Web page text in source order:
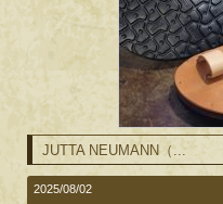
JUTTA NEUMANN（...
2025/08/02